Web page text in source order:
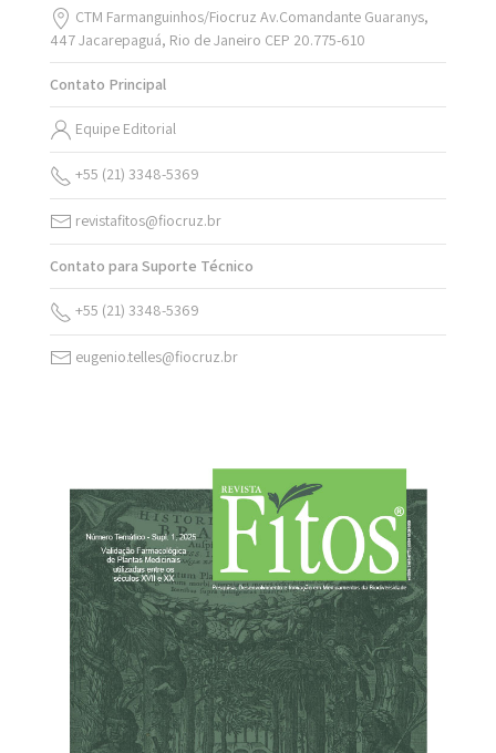
CTM Farmanguinhos/Fiocruz Av.Comandante Guaranys,
447 Jacarepaguá, Rio de Janeiro CEP 20.775-610
Contato Principal
Equipe Editorial
+55 (21) 3348-5369
revistafitos@fiocruz.br
Contato para Suporte Técnico
+55 (21) 3348-5369
eugenio.telles@fiocruz.br